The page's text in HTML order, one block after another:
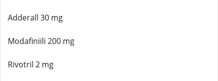
Adderall 30 mg
Modafiniili 200 mg
Rivotril 2 mg